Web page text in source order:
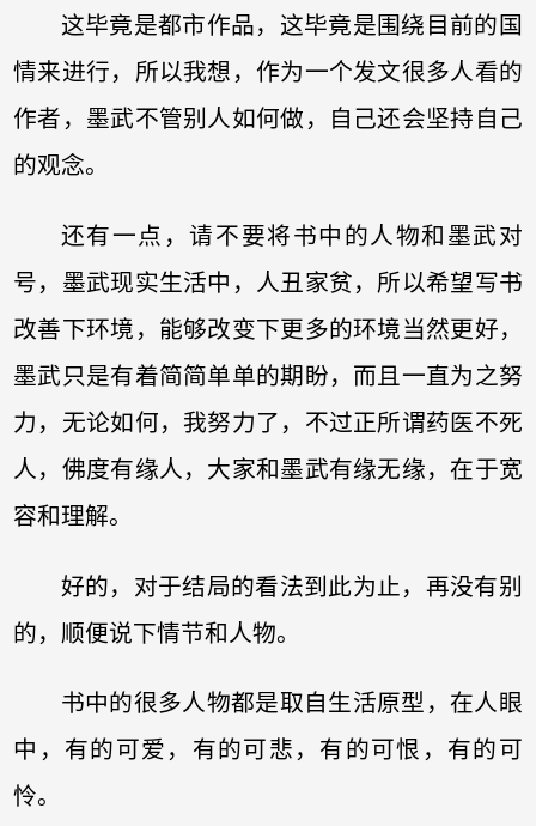
这毕竟是都市作品，这毕竟是围绕目前的国
情来进行，所以我想，作为一个发文很多人看的
作者，墨武不管别人如何做，自己还会坚持自己
的观念。
还有一点，请不要将书中的人物和墨武对
号，墨武现实生活中，人丑家贫，所以希望写书
改善下环境，能够改变下更多的环境当然更好，
墨武只是有着简简单单的期盼，而且一直为之努
力，无论如何，我努力了，不过正所谓药医不死
人，佛度有缘人，大家和墨武有缘无缘，在于宽
容和理解。
好的，对于结局的看法到此为止，再没有别
的，顺便说下情节和人物。
书中的很多人物都是取自生活原型，在人眼
中，有的可爱，有的可悲，有的可恨，有的可
怜。